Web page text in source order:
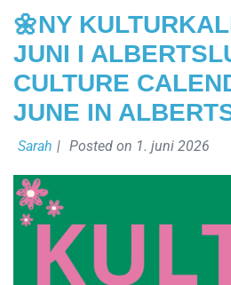
🌼NY
JUNI I
CULTURE
JUNE IN
Sarah | Posted on 1. juni 2026